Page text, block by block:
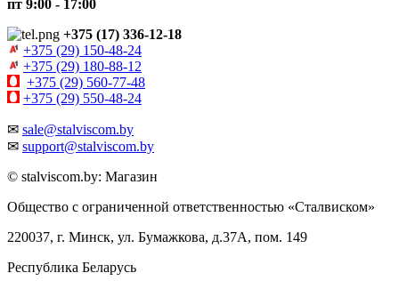
пт 9:00 - 17:00
+375 (17) 336-12-18
+375 (29) 150-48-24
+375 (29) 180-88-12
+375 (29) 560-77-48
+375 (29) 550-48-24
✉ sale@stalviscom.by
✉ support@stalviscom.by
© stalviscom.by: Магазин
Общество с ограниченной ответственностью «Сталвиском»
220037, г. Минск, ул. Бумажкова, д.37А, пом. 149
Республика Беларусь